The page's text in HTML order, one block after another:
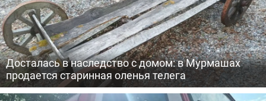
Досталась в наследство с домом: в Мурмашах
продается старинная оленья телега